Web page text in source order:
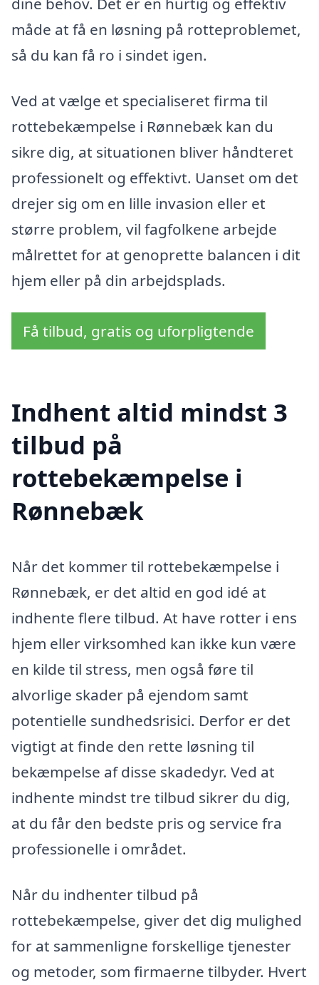
måde at få en løsning på rotteproblemet,
så du kan få ro i sindet igen.
Ved at vælge et specialiseret firma til
rottebekæmpelse i Rønnebæk kan du
sikre dig, at situationen bliver håndteret
professionelt og effektivt. Uanset om det
drejer sig om en lille invasion eller et
større problem, vil fagfolkene arbejde
målrettet for at genoprette balancen i dit
hjem eller på din arbejdsplads.
Få tilbud, gratis og uforpligtende
Indhent altid mindst 3
tilbud på
rottebekæmpelse i
Rønnebæk
Når det kommer til rottebekæmpelse i
Rønnebæk, er det altid en god idé at
indhente flere tilbud. At have rotter i ens
hjem eller virksomhed kan ikke kun være
en kilde til stress, men også føre til
alvorlige skader på ejendom samt
potentielle sundhedsrisici. Derfor er det
vigtigt at finde den rette løsning til
bekæmpelse af disse skadedyr. Ved at
indhente mindst tre tilbud sikrer du dig,
at du får den bedste pris og service fra
professionelle i området.
Når du indhenter tilbud på
rottebekæmpelse, giver det dig mulighed
for at sammenligne forskellige tjenester
og metoder, som firmaerne tilbyder. Hvert